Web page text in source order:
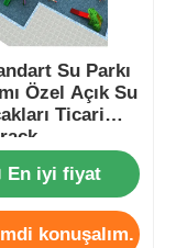
Su Parkı
Özel Açık Su
Ticari
En iyi fiyat
konuşalım.